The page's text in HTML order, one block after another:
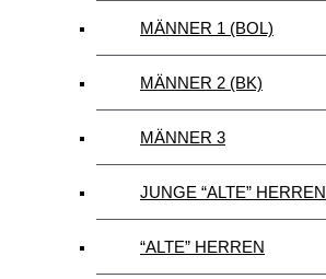
MÄNNER 1 (BOL)
MÄNNER 2 (BK)
MÄNNER 3
JUNGE “ALTE” HERREN
“ALTE” HERREN